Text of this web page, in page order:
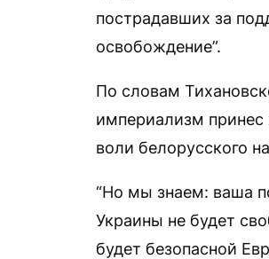
пострадавших за
освобождение”.
По словам
империализм
воли белорусского
“Но мы знаем: ваша
Украины не будет
будет безопасной